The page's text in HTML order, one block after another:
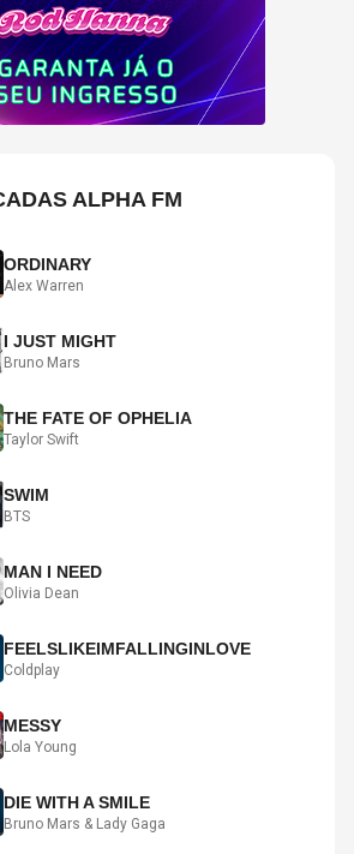
ALPHA FM
ORDINARY
Alex Warren
I JUST MIGHT
Bruno Mars
THE FATE OF OPHELIA
Taylor Swift
SWIM
BTS
MAN I NEED
Olivia Dean
FEELSLIKEIMFALLINGINLOVE
Coldplay
MESSY
Lola Young
DIE WITH A SMILE
Bruno Mars & Lady Gaga